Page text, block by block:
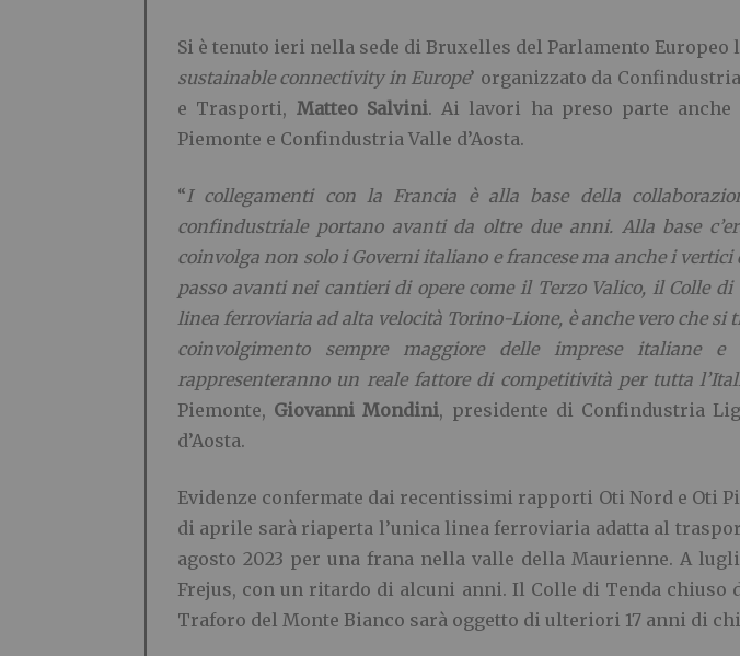
Si è tenuto ieri nella sede di Bruxelles del Parlamento Europeo
sustainable connectivity in Europe’ organizzato da
e Trasporti, Matteo Salvini. Ai lavori ha preso parte anche
Piemonte e Confindustria Valle d’Aosta.
“I collegamenti con la Francia è alla base della
confindustriale portano avanti da oltre due anni. Alla base
coinvolga non solo i Governi italiano e francese ma anche i
passo avanti nei cantieri di opere come il Terzo Valico, il Colle
linea ferroviaria ad alta velocità Torino-Lione, è anche vero che
coinvolgimento sempre maggiore delle imprese italiane
rappresenteranno un reale fattore di competitività per tutta
Piemonte, Giovanni Mondini, presidente di Confindustria
d’Aosta.
Evidenze confermate dai recentissimi rapporti Oti Nord e Oti
di aprile sarà riaperta l’unica linea ferroviaria adatta al
agosto 2023 per una frana nella valle della Maurienne. A
Frejus, con un ritardo di alcuni anni. Il Colle di Tenda
Traforo del Monte Bianco sarà oggetto di ulteriori 17 anni di